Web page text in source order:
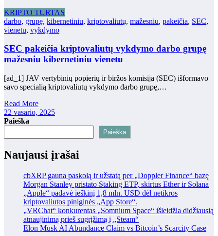
KRIPTO TURTAS
darbo, grupę, kibernetiniu, kriptovaliutų, mažesniu, pakeičia, SEC,
vienetu, vykdymo
SEC pakeičia kriptovaliutų vykdymo darbo grupę
mažesniu kibernetiniu vienetu
[ad_1] JAV vertybinių popierių ir biržos komisija (SEC) išformavo
savo specialią kriptovaliutų vykdymo darbo grupę,…
Read More
22 vasario, 2025
Paieška
Paieška
Naujausi įrašai
cbXRP gauna paskolą ir užstatą per „Doppler Finance“ bazę
Morgan Stanley pristato Staking ETP, skirtus Ether ir Solana
„Apple“ padavė ieškinį 1,8 mln. USD dėl netikros
kriptovaliutos piniginės „App Store“.
„VRChat“ konkurentas „Somnium Space“ išleidžia didžiausią
atnaujinimą prieš sugrįžimą į „Steam“
Elon Musk AI Abundance Claim vs Bitcoin’s Scarcity Case